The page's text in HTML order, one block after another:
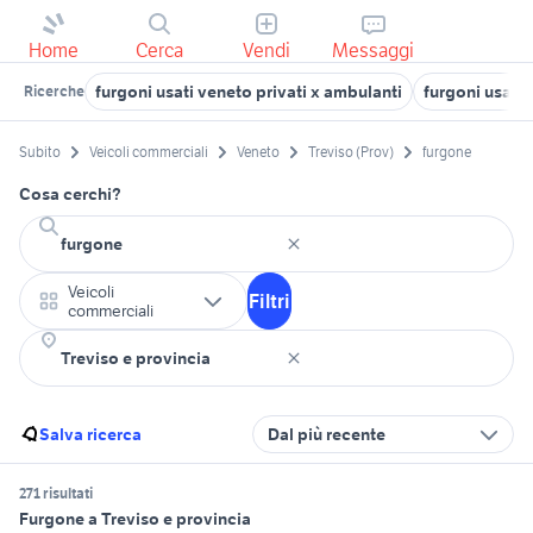
Home Cerca Vendi Messaggi
Ricerche furgoni usati veneto privati x ambulanti furgoni usati
Subito Veicoli commerciali Veneto Treviso (Prov) furgone
Cosa cerchi?
Veicoli
commerciali
Filtri
Salva ricerca Dal più recente
271 risultati
Furgone a Treviso e provincia